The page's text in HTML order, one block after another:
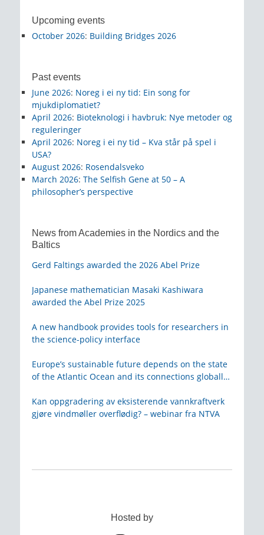
Upcoming events
October 2026: Building Bridges 2026
Past events
June 2026: Noreg i ei ny tid: Ein song for
mjukdiplomatiet?
April 2026: Bioteknologi i havbruk: Nye metoder og
reguleringer
April 2026: Noreg i ei ny tid – Kva står på spel i
USA?
August 2026: Rosendalsveko
March 2026: The Selfish Gene at 50 – A
philosopher’s perspective
News from Academies in the Nordics and the
Baltics
Gerd Faltings awarded the 2026 Abel Prize
Japanese mathematician Masaki Kashiwara
awarded the Abel Prize 2025
A new handbook provides tools for researchers in
the science-policy interface
Europe’s sustainable future depends on the state
of the Atlantic Ocean and its connections globally
Kan oppgradering av eksisterende vannkraftverk
gjøre vindmøller overflødig? – webinar fra NTVA
Hosted by